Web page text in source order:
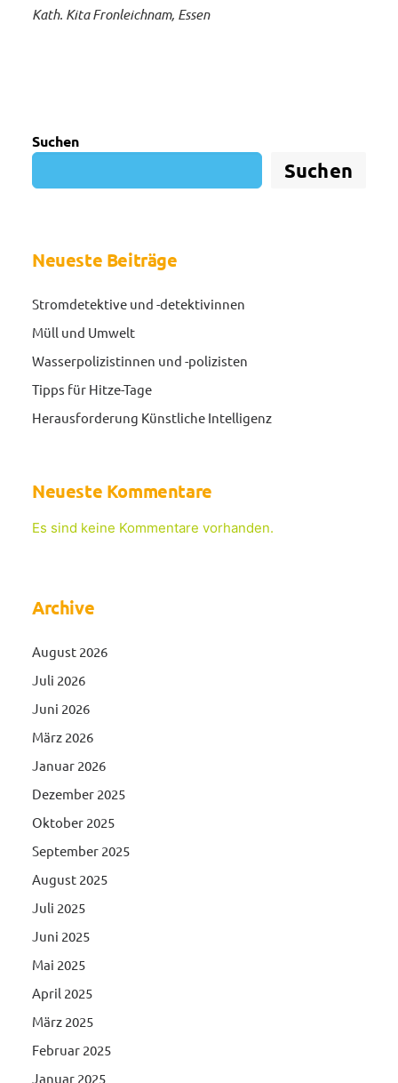
Kath. Kita Fronleichnam, Essen
Suchen
Suchen
Neueste Beiträge
Stromdetektive und -detektivinnen
Müll und Umwelt
Wasserpolizistinnen und -polizisten
Tipps für Hitze-Tage
Herausforderung Künstliche Intelligenz
Neueste Kommentare
Es sind keine Kommentare vorhanden.
Archive
August 2026
Juli 2026
Juni 2026
März 2026
Januar 2026
Dezember 2025
Oktober 2025
September 2025
August 2025
Juli 2025
Juni 2025
Mai 2025
April 2025
März 2025
Februar 2025
Januar 2025